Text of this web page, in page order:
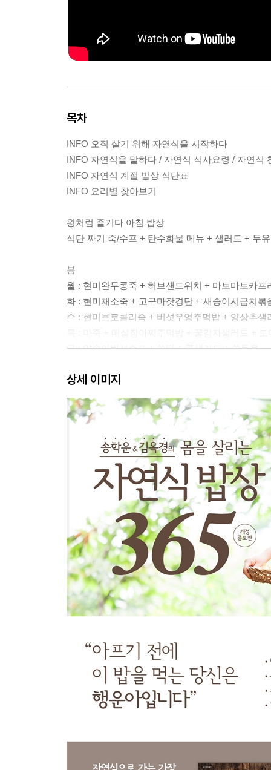
목차
INFO 오직 살기 위해 자연식을 시작하다
INFO 자연식을 말하다 / 자연식 식사요령 / 자연식
INFO 자연식 계절 밥상 식단표
INFO 요리별 찾아보기
왕처럼 즐기다 아침 밥상
식단 짜기 죽/수프 + 탄수화물 메뉴 + 샐러드 + 두
봄
월 : 현미완두콩죽 + 허브샌드위치 + 마토마토카프
화 : 현미채소죽 + 고구마잣경단 + 새송이시금치볶
수 : 현미브로콜리죽 + 버섯우엉주먹밥 + 양상추샐
금 : 양송이버섯수프 + 쑥떡 + 콩샐러드 + 쑥두유
일 : 녹두죽 + 마늘빵 + 애호박가지샐러드 + 금귤두
자연식 기본 레시피 1 공갈빵 만들기
월 : 검은콩죽 + 파인애플볶음밥 + 오이피클 + 바나
화 : 파프리카죽 + 양배추롤 + 튀긴 사과샐러드 +
수 : 콩죽 + 깻잎쌈밥 + 현미찹쌀가래떡구이 + 포도
목 : 감자캐슈너트죽 + 월남쌈 + 모둠튀김 + 삶은
금 : 잣죽 + 단호박토스트 + 아보카도샐러드 + 단호
토 : 현미견과류죽 + 콩잎주먹밥 + 바나나롤 + 당근
일 : 당근수프 + 시나몬공갈빵 + 딸기콤포트 + 시금
자연식 기본 레시피 2 과실청 만들기
가을
월 : 대추죽 + 마늘잼과 통밀식빵 + 밤호두조림 +
화 : 고구마죽 + 현미찰떡말이 + 가지그라탱 + 고구
목 : 단호박수프 + 견과수수부꾸미 + 감자샐러드 +
금 : 부추죽 + 블랙올리브와 통밀식빵 + 말린 과일
토 : 표고버섯죽 + 버섯볶음밥 + 매실청소스샐러드
일 : 시금치죽 + 아몬드잼과 통밀모닝빵 + 고구마
자연식 기본 레시피 3 채소잼 만들기
겨울
상세 이미지